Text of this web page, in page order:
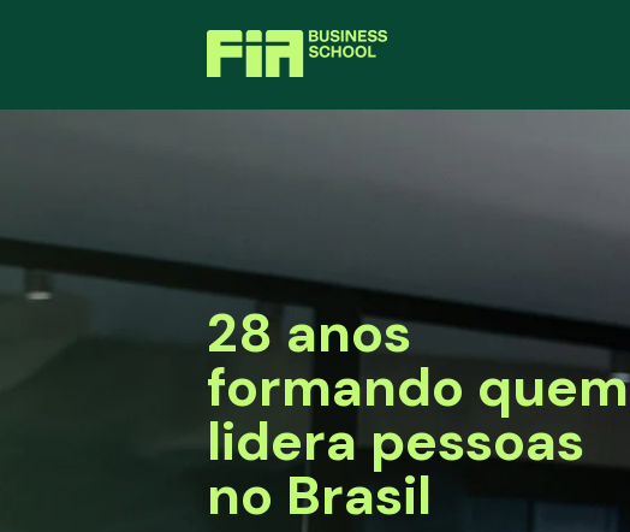
28 anos
formando quem
lidera pessoas
no Brasil